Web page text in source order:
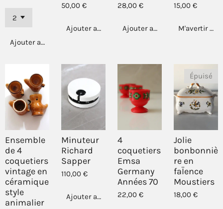
Ajouter au panier
50,00 €
Ajouter au panier
28,00 €
Ajouter au panier
15,00 €
M'avertir si
Ensemble
de 4
coquetiers
vintage en
céramique
style
animalier
Minuteur
Richard
Sapper
110,00 €
Ajouter au panier
4
coquetiers
Emsa
Germany
Années 70
22,00 €
Épuisé
Jolie
bonbonniè
re en
faÏence
Moustiers
18,00 €